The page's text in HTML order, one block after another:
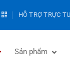
HỖ TRỢ TRỰC
Sản phẩm